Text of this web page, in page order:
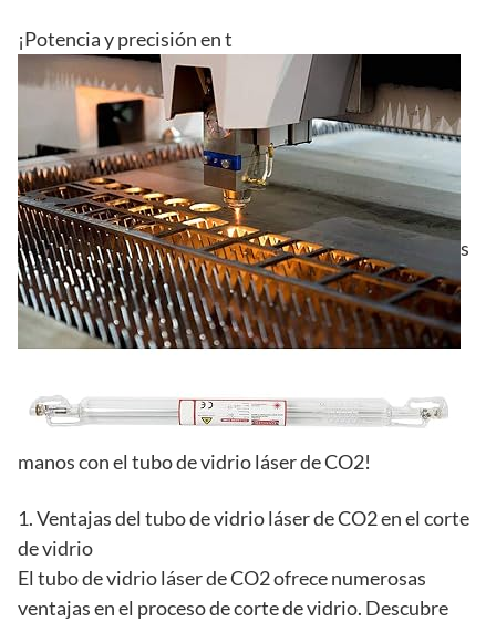
¡Potencia y precisión en t
s
manos con el tubo de vidrio láser de CO2!
1. Ventajas del tubo de vidrio láser de CO2 en el corte
de vidrio
El tubo de vidrio láser de CO2 ofrece numerosas
ventajas en el proceso de corte de vidrio. Descubre